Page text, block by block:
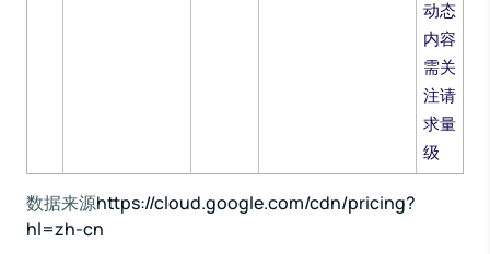
动态
内容
需关
注请
求量
级
数据来源https://cloud.google.com/cdn/pricing?
hl=zh-cn